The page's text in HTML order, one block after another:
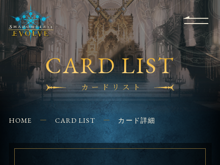
Q&A
EVENT SHOPS
FOR
BEGINNERS
APPLICATION
CONTACT
CARD LIST
カードリスト
HOME CARD LIST カード詳細